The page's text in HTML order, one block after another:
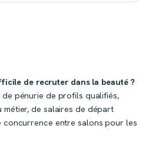
de recruter dans la beauté ?
de pénurie de profils qualifiés,
métier, de salaires de départ
entre salons pour les